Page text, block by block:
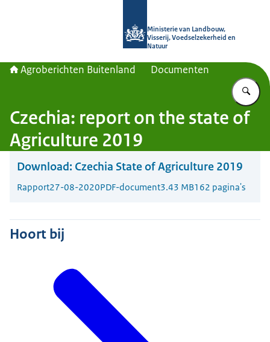
Ministerie van Landbouw,
Visserij, Voedselzekerheid en
Natuur
Agroberichten Buitenland Documenten
Czechia: report on the state of
Agriculture 2019
Download: Czechia State of Agriculture 2019
Rapport27-08-2020PDF-document3.43 MB162 pagina's
Hoort bij